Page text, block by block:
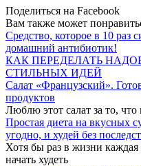
Поделиться на Facebook
Вам также может
Средство, которое в 10
домашний антибиотик!
КАК ПЕРЕДЕЛАТЬ
СТИЛЬНЫХ ИДЕЙ
Салат «Французский».
продуктов
Люблю этот салат за то, что
Простая диета на вкусных
угодно, и худей без
Хотя бы раз в жизни
начать худеть